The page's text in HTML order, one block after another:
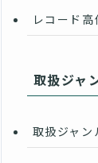
レコード
取扱ジャ
取扱ジャン